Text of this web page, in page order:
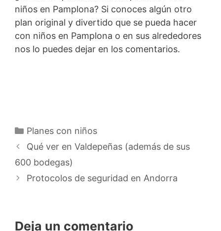
niños en Pamplona? Si conoces algún otro
plan original y divertido que se pueda hacer
con niños en Pamplona o en sus alrededores
nos lo puedes dejar en los comentarios.
Categorías
Planes con niños
Qué ver en Valdepeñas (además de sus
600 bodegas)
Protocolos de seguridad en Andorra
Deja un comentario